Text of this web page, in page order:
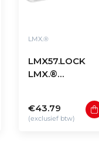
LMX.®
LMX57.LOCK
LMX.®
lock (10pcs/set)
€43.79
(exclusief btw)